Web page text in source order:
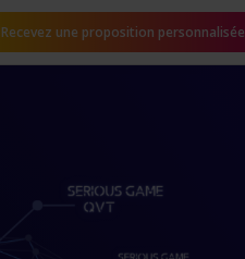
Recevez une proposition personnalisée